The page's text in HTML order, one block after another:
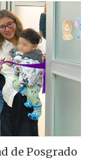
de Posgrado